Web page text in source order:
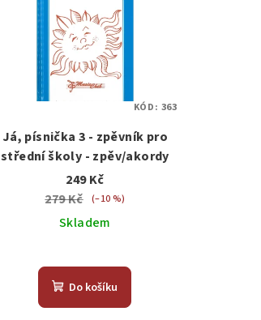
Já, písnička 3 - zpěvník pro
střední školy - zpěv/akordy
249 Kč
279 Kč
(–10 %)
Skladem
Do košíku
KÓD: 363